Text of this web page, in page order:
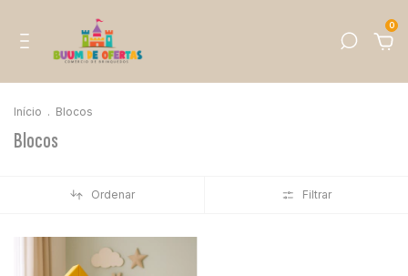
0
Início . Blocos
Blocos
Ordenar Filtrar